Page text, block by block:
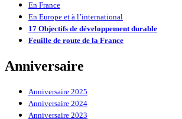
En France
En Europe et à l’international
17 Objectifs de développement durable
Feuille de route de la France
Anniversaire
Anniversaire 2025
Anniversaire 2024
Anniversaire 2023